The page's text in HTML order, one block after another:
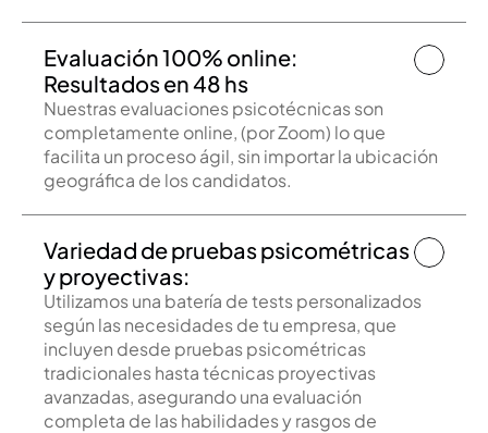
Evaluación 100% online:
Resultados en 48 hs
Nuestras evaluaciones psicotécnicas son
completamente online, (por Zoom) lo que
facilita un proceso ágil, sin importar la ubicación
geográfica de los candidatos.
Variedad de pruebas psicométricas
y proyectivas:
Utilizamos una batería de tests personalizados
según las necesidades de tu empresa, que
incluyen desde pruebas psicométricas
tradicionales hasta técnicas proyectivas
avanzadas, asegurando una evaluación
completa de las habilidades y rasgos de